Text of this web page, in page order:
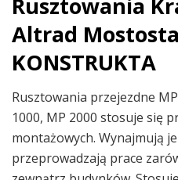
Altrad
KONSTRUKTA
Rusztowania przejezdne
1000, MP 2000 stosuje się
montażowych. Wynajmują
przeprowadzają prace